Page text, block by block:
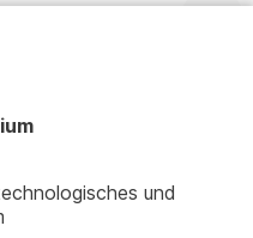
und